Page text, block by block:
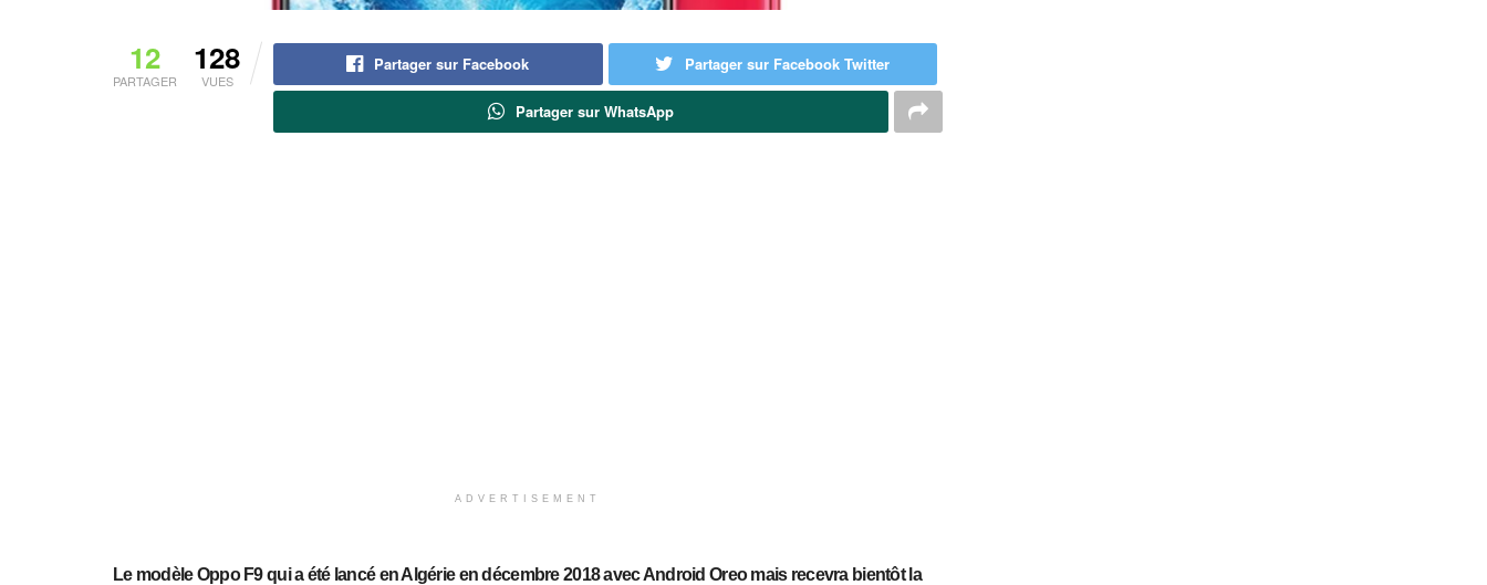
12
PARTAGER
128
VUES
Partager sur Facebook Partager sur Facebook Twitter
Partager sur WhatsApp
ADVERTISEMENT
Le modèle Oppo F9 qui a été lancé en Algérie en décembre 2018 avec Android Oreo mais recevra bientôt la